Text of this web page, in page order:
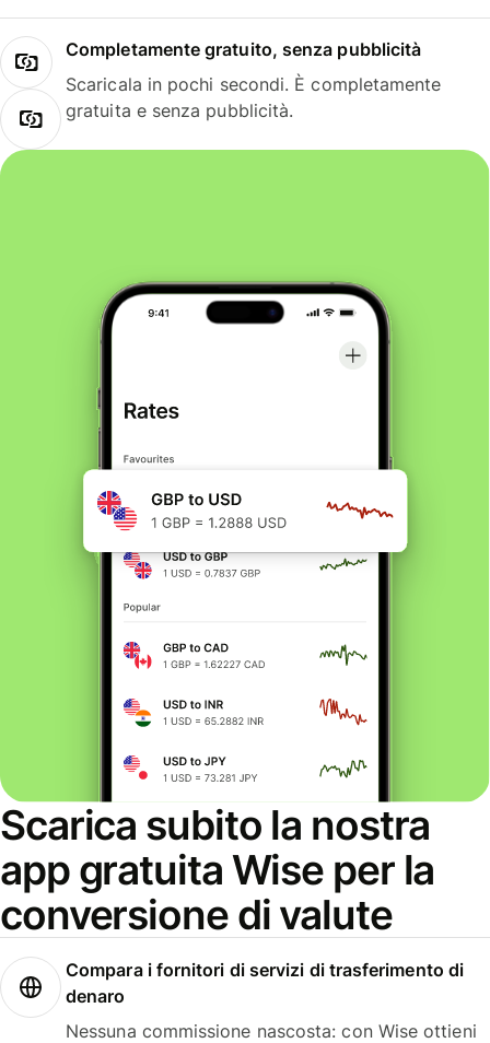
Completamente gratuito, senza pubblicità
Scaricala in pochi secondi. È completamente
gratuita e senza pubblicità.
Scarica subito la nostra
app gratuita Wise per la
conversione di valute
Compara i fornitori di servizi di trasferimento di
denaro
Nessuna commissione nascosta: con Wise ottieni